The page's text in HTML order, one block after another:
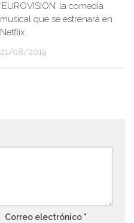
‘EUROVISION’ la comedia
musical que se estrenará en
Netflix
21/08/2019
Correo electrónico *